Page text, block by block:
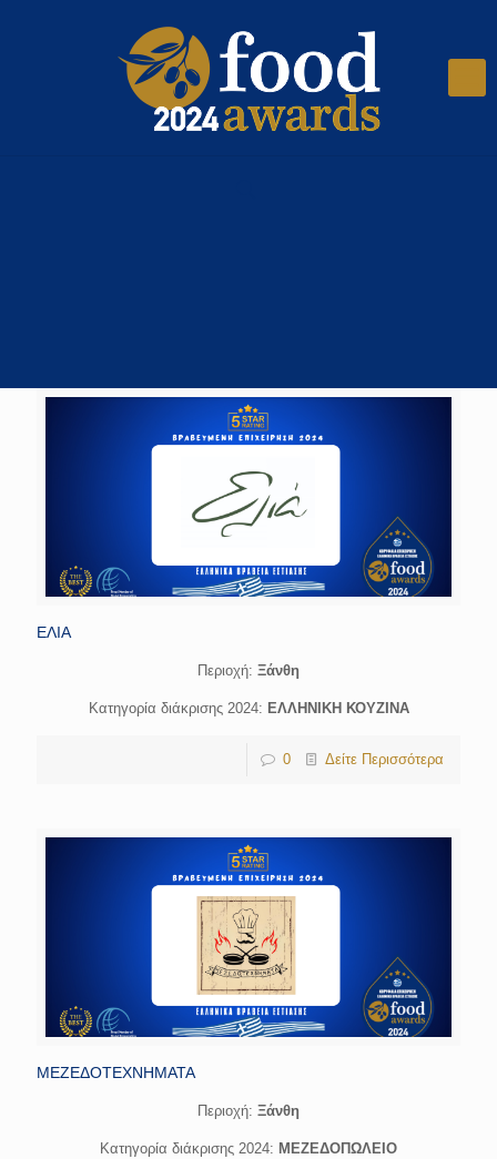
ΕΛΙΑ
Περιοχή: Ξάνθη
Κατηγορία διάκρισης 2024: ΕΛΛΗΝΙΚΗ ΚΟΥΖΙΝΑ
0 Δείτε Περισσότερα
ΜΕΖΕΔΟΤΕΧΝΗΜΑΤΑ
Περιοχή: Ξάνθη
Κατηγορία διάκρισης 2024: ΜΕΖΕΔΟΠΩΛΕΙΟ